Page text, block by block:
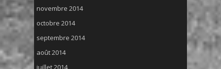
novembre 2014
octobre 2014
septembre 2014
août 2014
juillet 2014